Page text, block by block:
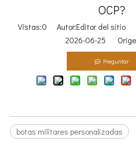
OCP?
Vistas:0 Autor:Editor del sitio
2026-06-25
Preguntar
botas militares personalizadas